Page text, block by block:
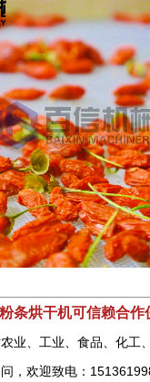
条烘干机可信赖合作
业、工业、食品、化工
问，欢迎致电：